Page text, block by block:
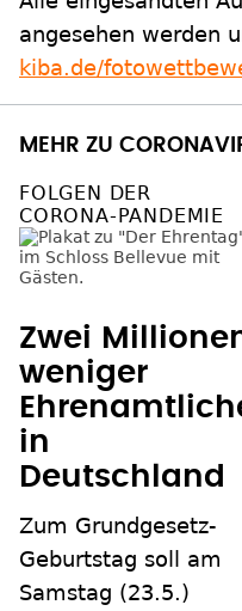
angesehen werden
kiba.de/
MEHR ZU
FOLGEN DER
CORONA-PANDEMIE
Zwei
weniger
in
Deutschland
Zum Grundgesetz-
Geburtstag soll am
Samstag (23.5.)